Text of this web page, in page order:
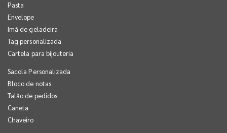
Pasta
Envelope
Imã de geladeira
Tag personalizada
Cartela para bijouteria
Sacola Personalizada
Bloco de notas
Talão de pedidos
Caneta
Chaveiro